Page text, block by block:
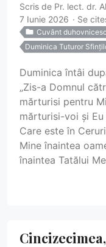
Scris de Pr. lect. dr.
7 Iunie 2026
Se
Cuvânt duhovnicesc
Duminica Tuturor
Duminica întâi
„Zis-a Domnul
mărturisi pentru
mărturisi-voi și
Care este în
Mine înaintea
înaintea Tatălui